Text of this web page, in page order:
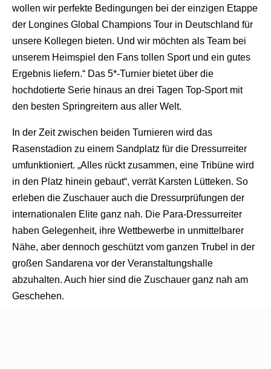
wollen wir perfekte Bedingungen bei der einzigen Etappe
der Longines Global Champions Tour in Deutschland für
unsere Kollegen bieten. Und wir möchten als Team bei
unserem Heimspiel den Fans tollen Sport und ein gutes
Ergebnis liefern.“ Das 5*-Turnier bietet über die
hochdotierte Serie hinaus an drei Tagen Top-Sport mit
den besten Springreitern aus aller Welt.
In der Zeit zwischen beiden Turnieren wird das
Rasenstadion zu einem Sandplatz für die Dressurreiter
umfunktioniert. „Alles rückt zusammen, eine Tribüne wird
in den Platz hinein gebaut“, verrät Karsten Lütteken. So
erleben die Zuschauer auch die Dressurprüfungen der
internationalen Elite ganz nah. Die Para-Dressurreiter
haben Gelegenheit, ihre Wettbewerbe in unmittelbarer
Nähe, aber dennoch geschützt vom ganzen Trubel in der
großen Sandarena vor der Veranstaltungshalle
abzuhalten. Auch hier sind die Zuschauer ganz nah am
Geschehen.